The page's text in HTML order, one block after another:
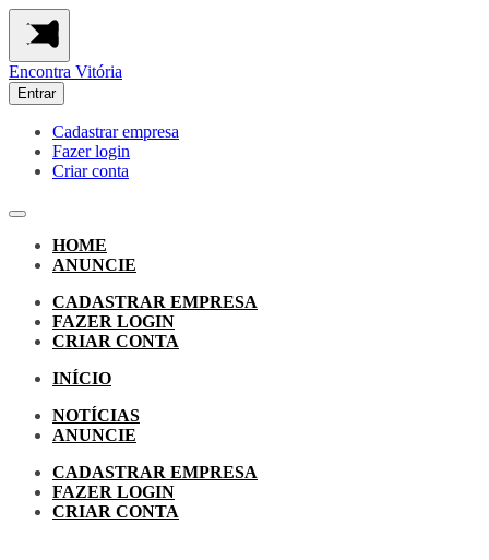
Encontra Vitória
Entrar
Cadastrar empresa
Fazer login
Criar conta
HOME
ANUNCIE
CADASTRAR EMPRESA
FAZER LOGIN
CRIAR CONTA
INÍCIO
NOTÍCIAS
ANUNCIE
CADASTRAR EMPRESA
FAZER LOGIN
CRIAR CONTA